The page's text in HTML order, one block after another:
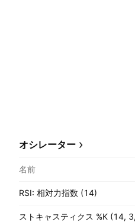
オシレーター
名前
RSI: 相対力指数 (14)
ストキャスティクス %K (14,